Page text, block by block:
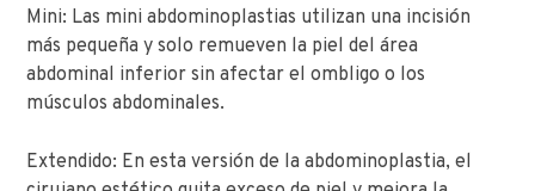
Mini: Las mini abdominoplastias utilizan una incisión
más pequeña y solo remueven la piel del área
abdominal inferior sin afectar el ombligo o los
músculos abdominales.
Extendido: En esta versión de la abdominoplastia, el